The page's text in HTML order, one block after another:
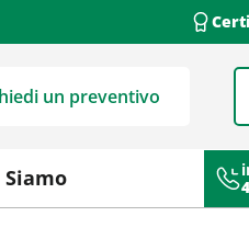
un preventivo
Siamo